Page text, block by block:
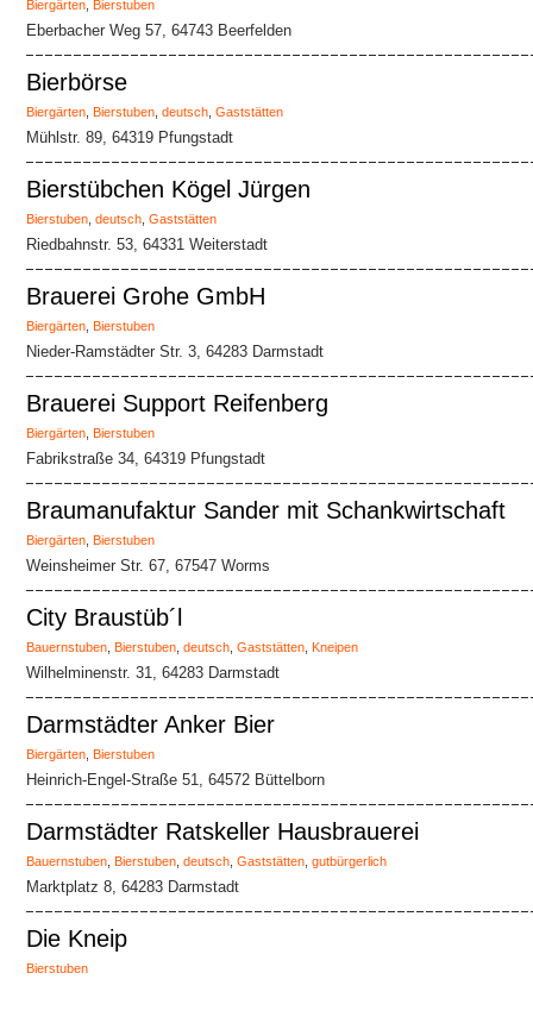
Biergärten Bierstuben
Eberbacher Weg 57, 64743 Beerfelden
Bierbörse
Biergärten Bierstuben deutsch Gaststätten
Mühlstr. 89, 64319 Pfungstadt
Bierstübchen Kögel Jürgen
Bierstuben deutsch Gaststätten
Riedbahnstr. 53, 64331 Weiterstadt
Brauerei Grohe GmbH
Biergärten Bierstuben
Nieder-Ramstädter Str. 3, 64283 Darmstadt
Brauerei Support Reifenberg
Biergärten Bierstuben
Fabrikstraße 34, 64319 Pfungstadt
Braumanufaktur Sander mit Schankwirtschaft
Biergärten Bierstuben
Weinsheimer Str. 67, 67547 Worms
City Braustüb´l
Bauernstuben Bierstuben deutsch Gaststätten Kneipen
Wilhelminenstr. 31, 64283 Darmstadt
Darmstädter Anker Bier
Biergärten Bierstuben
Heinrich-Engel-Straße 51, 64572 Büttelborn
Darmstädter Ratskeller Hausbrauerei
Bauernstuben Bierstuben deutsch Gaststätten gutbürgerlich
Marktplatz 8, 64283 Darmstadt
Die Kneip
Bierstuben